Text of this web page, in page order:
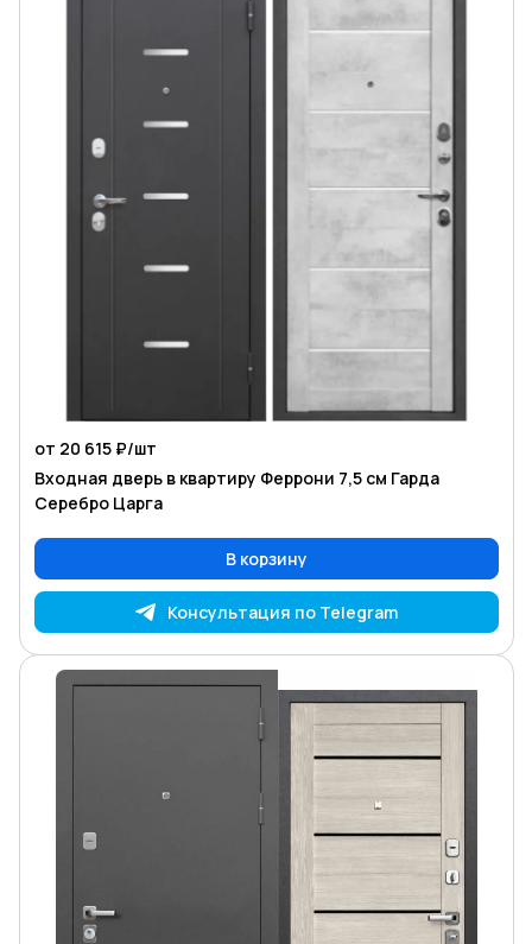
от 20 615 ₽/шт
Входная дверь в квартиру Феррони 7,5 см Гарда
Серебро Царга
В корзину
Консультация по Telegram